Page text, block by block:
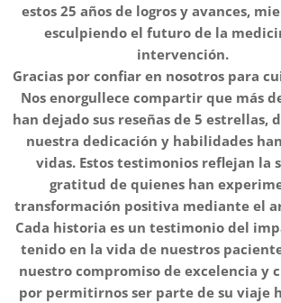
estos 25 años de logros y avances,
esculpiendo el futuro de la
intervención. 🏆🔬
Gracias por confiar en nosotros para
Nos enorgullece compartir que más
han dejado sus reseñas de 5 estrellas,
nuestra dedicación y habilidades
vidas. Estos testimonios reflejan la
gratitud de quienes han
transformación positiva mediante el
Cada historia es un testimonio del
tenido en la vida de nuestros
nuestro compromiso de excelencia y
por permitirnos ser parte de su viaje